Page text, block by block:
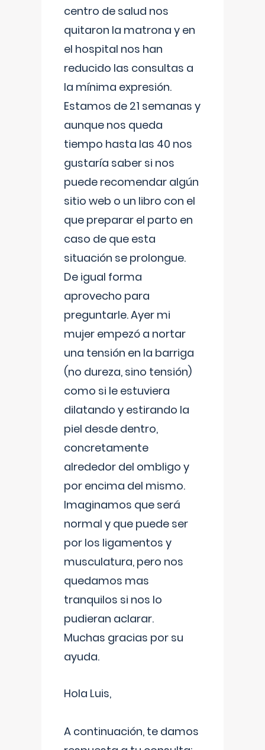
centro de salud nos
quitaron la matrona y en
el hospital nos han
reducido las consultas a
la mínima expresión.
Estamos de 21 semanas y
aunque nos queda
tiempo hasta las 40 nos
gustaría saber si nos
puede recomendar algún
sitio web o un libro con el
que preparar el parto en
caso de que esta
situación se prolongue.
De igual forma
aprovecho para
preguntarle. Ayer mi
mujer empezó a nortar
una tensión en la barriga
(no dureza, sino tensión)
como si le estuviera
dilatando y estirando la
piel desde dentro,
concretamente
alrededor del ombligo y
por encima del mismo.
Imaginamos que será
normal y que puede ser
por los ligamentos y
musculatura, pero nos
quedamos mas
tranquilos si nos lo
pudieran aclarar.
Muchas gracias por su
ayuda.
Hola Luis,
A continuación, te damos